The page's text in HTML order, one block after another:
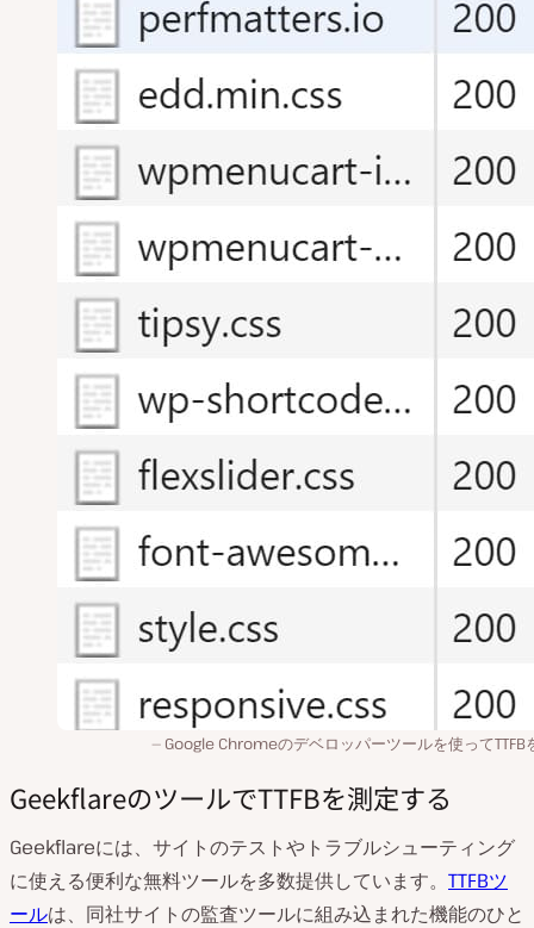
Google Chromeのデベロッパーツールを使ってTTFB
GeekflareのツールでTTFBを測定する
Geekflareには、サイトのテストやトラブルシューティング
に使える便利な無料ツールを多数提供しています。 TTFBツ
ールは、同社サイトの監査ツールに組み込まれた機能のひと